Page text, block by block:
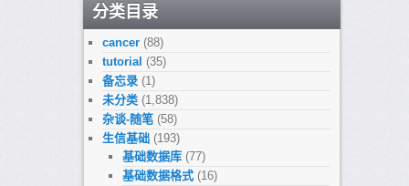
分类目录
cancer(88)
tutorial (35)
备忘录(1)
未分类(1,838)
杂谈-随笔(58)
生信基础(193)
基础数据库 (77)
基础数据格式 (16)